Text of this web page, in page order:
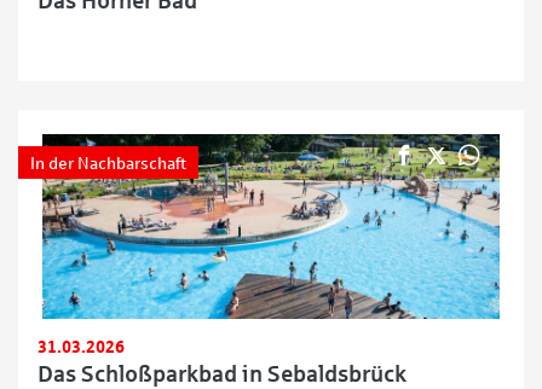
In der Nachbarschaft
31.03.2026
Das Schloßparkbad in Sebaldsbrück